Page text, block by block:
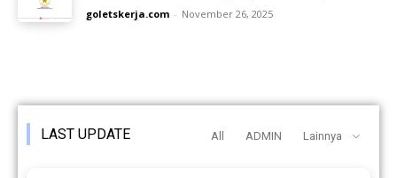
goletskerja.com - November 26, 2025
LAST UPDATE All ADMIN Lainnya